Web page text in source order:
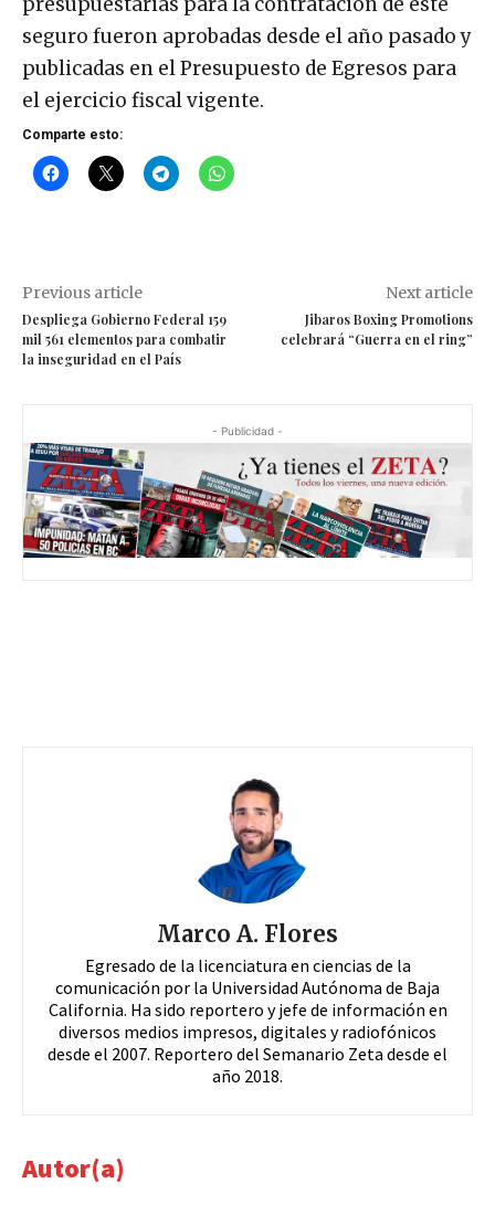
seguro fueron aprobadas desde el año pasado y
publicadas en el Presupuesto de Egresos para
el ejercicio fiscal vigente.
Comparte esto:
Previous article
Despliega Gobierno Federal 159
mil 561 elementos para combatir
la inseguridad en el País
Next article
Jibaros Boxing Promotions
celebrará “Guerra en el ring”
- Publicidad -
Marco A. Flores
Egresado de la licenciatura en ciencias de la
comunicación por la Universidad Autónoma de Baja
California. Ha sido reportero y jefe de información en
diversos medios impresos, digitales y radiofónicos
desde el 2007. Reportero del Semanario Zeta desde el
año 2018.
Autor(a)